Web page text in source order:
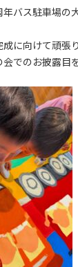
バス駐車場の
に向けて頑張
でのお披露目